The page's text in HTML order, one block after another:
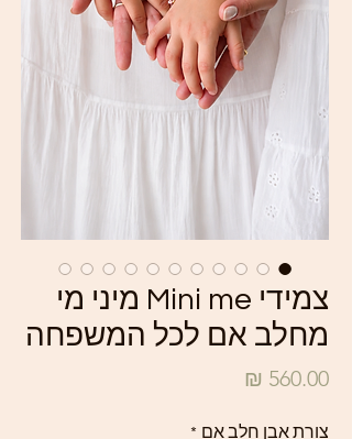
צמידי Mini me מיני מי
מחלב אם לכל המשפחה
צורת אבן חלב אם *